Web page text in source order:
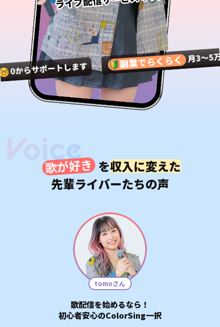
歌が好きを収入に変えた
先輩ライバーたちの声
tomoさん
歌配信を始めるなら！
初心者安心のColorSing一択